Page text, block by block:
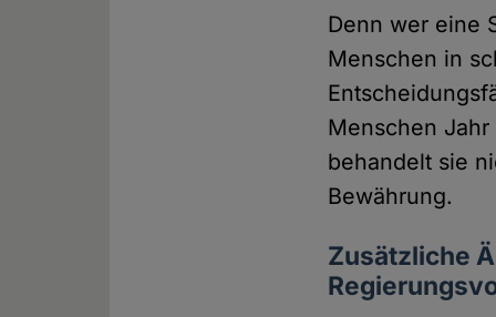
Denn wer eine
Menschen in
Menschen
behandelt sie
Bewährung.
Zusätzliche